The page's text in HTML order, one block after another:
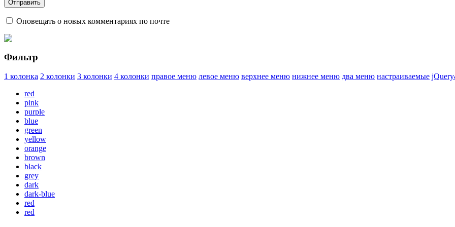
Оповещать о новых комментариях по почте
Фильтр
1 колонка 2 колонки 3 колонки 4 колонки правое меню левое меню верхнее меню нижнее меню два меню настраиваемые
red
pink
purple
blue
green
yellow
orange
brown
black
grey
dark
dark-blue
red
red